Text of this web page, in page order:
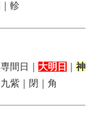
軫
専間日｜ 大明日
神
紫｜閉｜角